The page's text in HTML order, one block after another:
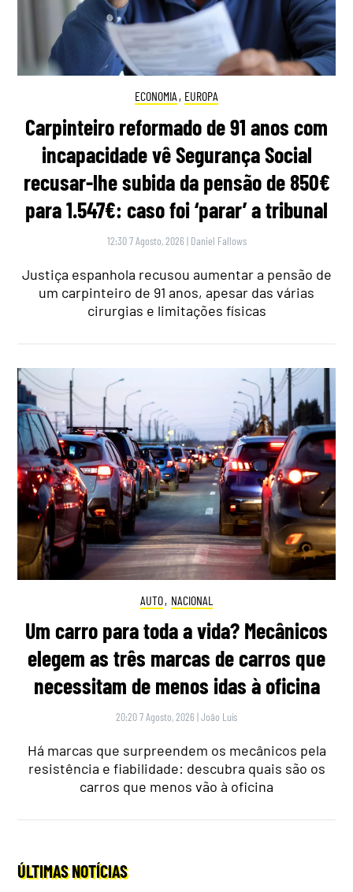
ECONOMIA , EUROPA
Carpinteiro reformado de 91 anos com
incapacidade vê Segurança Social
recusar-lhe subida da pensão de 850€
para 1.547€: caso foi ‘parar’ a tribunal
12:30 7 Agosto, 2026 | Daniel Fallows
Justiça espanhola recusou aumentar a pensão de
um carpinteiro de 91 anos, apesar das várias
cirurgias e limitações físicas
AUTO, NACIONAL
Um carro para toda a vida? Mecânicos
elegem as três marcas de carros que
necessitam de menos idas à oficina
20:20 7 Agosto, 2026 |João Luís
Há marcas que surpreendem os mecânicos pela
resistência e fiabilidade: descubra quais são os
carros que menos vão à oficina
ÚLTIMAS NOTÍCIAS